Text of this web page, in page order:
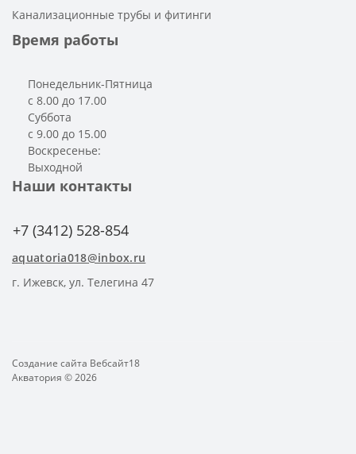
Канализационные трубы и фитинги
Время работы
Понедельник-Пятница
с 8.00 до 17.00
Суббота
с 9.00 до 15.00
Воскресенье:
Выходной
Наши контакты
+7 (3412) 528-854
aquatoria018@inbox.ru
г. Ижевск, ул. Телегина 47
Создание сайта Вебсайт18
Акватория © 2026